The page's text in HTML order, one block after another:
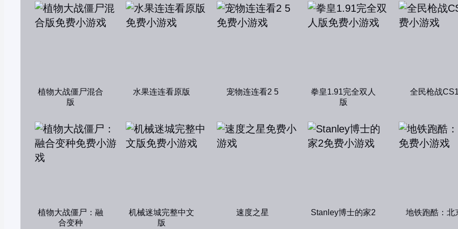
植物大战僵尸混合
版
水果连连看原版 宠物连连看2 5
拳皇1.91完全双人
版
全民枪战
植物大战僵尸：融
合变种
机械迷城完整中文
版
速度之星 Stanley博士的家2 地铁跑酷：北